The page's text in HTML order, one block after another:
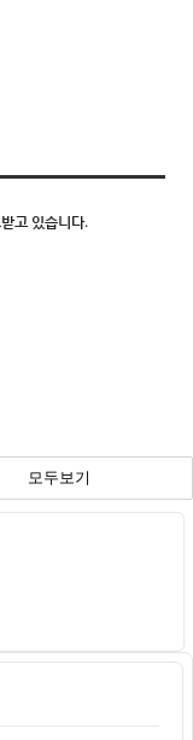
고 있습니다.
모두보기